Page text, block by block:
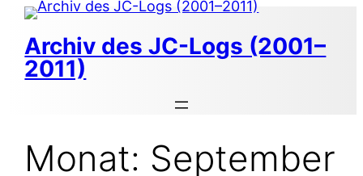
Zum
Inhalt
springen
Archiv des JC-Logs (2001–
2011)
Monat: September